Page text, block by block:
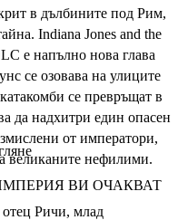
в дълбините под Рим,
Indiana Jones and the
е напълно нова глава
се озовава на улиците
се превръщат в
да надхитри един опасен
от императори,
великаните нефилими.
ВИ ОЧАКВАТ
Ричи, млад